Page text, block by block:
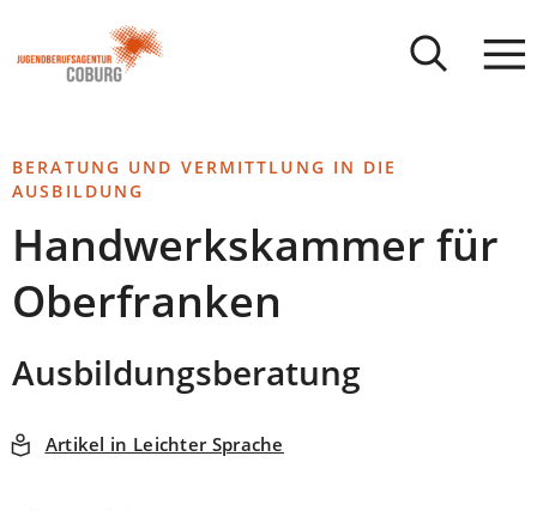
INHALT ANSPRINGEN
Coburg
BERATUNG UND VERMITTLUNG IN DIE
AUSBILDUNG
Handwerkskammer für
Oberfranken
Ausbildungsberatung
Artikel in Leichter Sprache